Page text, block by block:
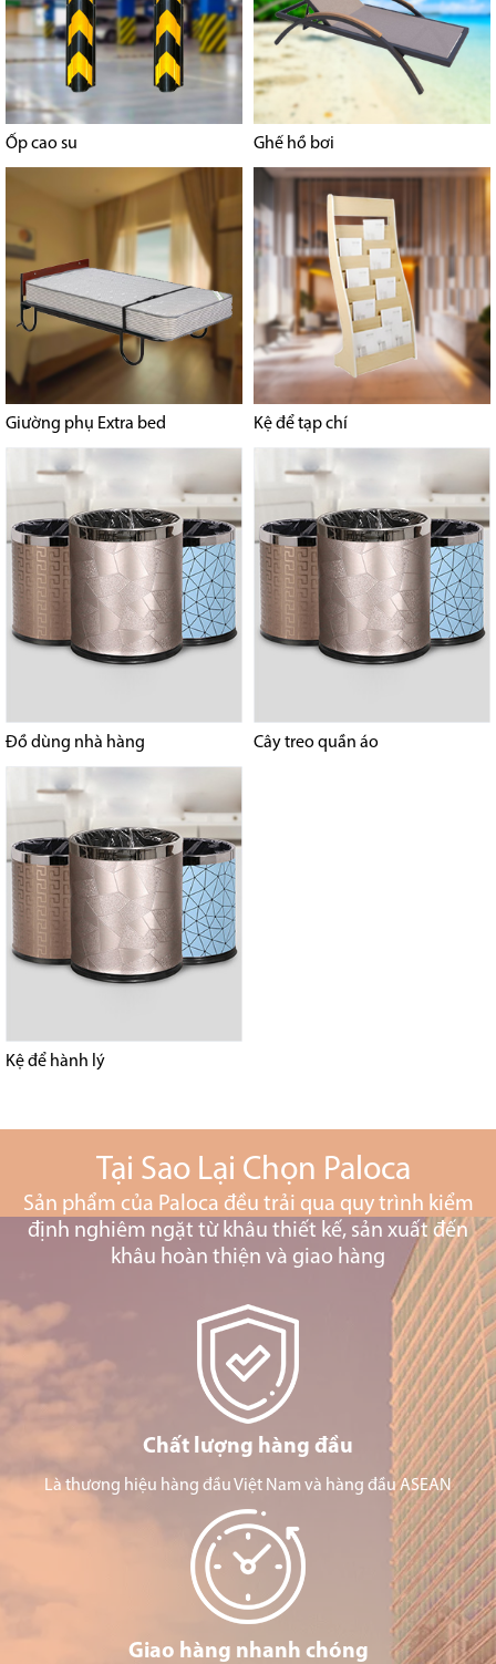
Ốp cao su Ghế hồ bơi
Giường phụ Extra bed Kệ để tạp chí
Đồ dùng nhà hàng Cây treo quần áo
Kệ để hành lý
Tại Sao Lại Chọn Paloca
Sản phẩm của Paloca đều trải qua quy trình kiểm
định nghiêm ngặt từ khâu thiết kế, sản xuất đến
khâu hoàn thiện và giao hàng
Chất lượng hàng đầu
Là thương hiệu hàng đầu Việt Nam và hàng đầu ASEAN
Giao hàng nhanh chóng